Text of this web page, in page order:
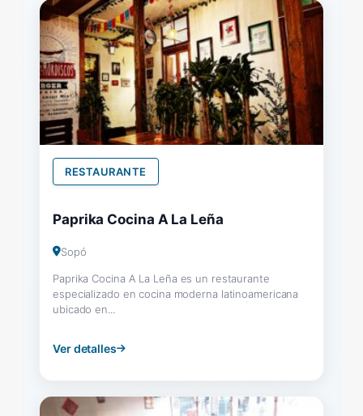
RESTAURANTE
Paprika Cocina A La Leña
Sopó
Paprika Cocina A La Leña es un restaurante
especializado en cocina moderna latinoamericana
ubicado en...
Ver detalles